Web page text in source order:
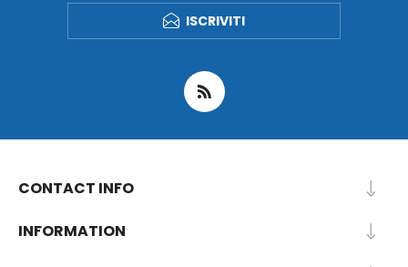
ISCRIVITI
CONTACT INFO
INFORMATION